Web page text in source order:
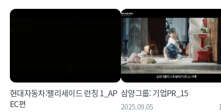
현대자동차:팰리세이드 런칭 1_AP
EC편
삼양그룹: 기업PR_15
2025.09.05